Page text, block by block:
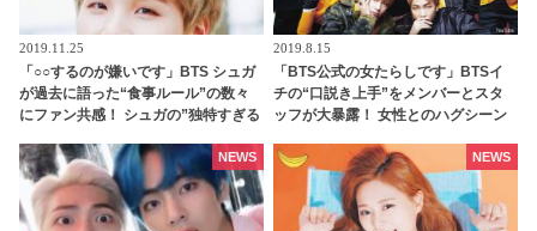
2019.11.25
「○○するのが嫌いです」BTS シュガ
が過去に語った“食事ルール”の数々
にファン共感！ シュガの”独特すぎる
2019.8.15
「BTS公式の女たらしです」BTSイ
チの“口説き上手”をメンバーとスタ
ッフが大暴露！ 女性とのハグシーン
バラされるメンバーも！ 爆弾発言の
オンパレードに爆笑
NEWS NEWS